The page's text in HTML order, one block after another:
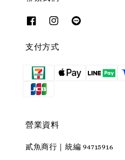
支付方式
營業資料
貳魚商行｜統編 94715916